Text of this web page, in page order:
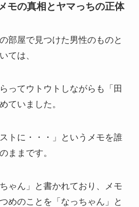
モの真相とヤマっちの正体
部屋で見つけた男性のものと
ては、
ってウトウトしながらも「田
ていました。
トに・・・」というメモを誰
ままです。
ゃん」と書かれており、メモ
めのことを「なっちゃん」と